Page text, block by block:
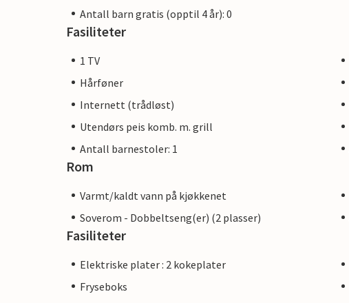
Antall barn gratis (opptil 4 år): 0
Fasiliteter
1 TV
Hårføner
Internett (trådløst)
Utendørs peis komb. m. grill
Antall barnestoler: 1
Rom
Varmt/kaldt vann på kjøkkenet
Soverom - Dobbeltseng(er) (2 plasser)
Fasiliteter
Elektriske plater : 2 kokeplater
Fryseboks